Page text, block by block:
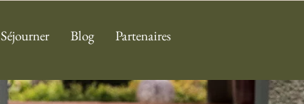
Séjourner Blog Partenaires